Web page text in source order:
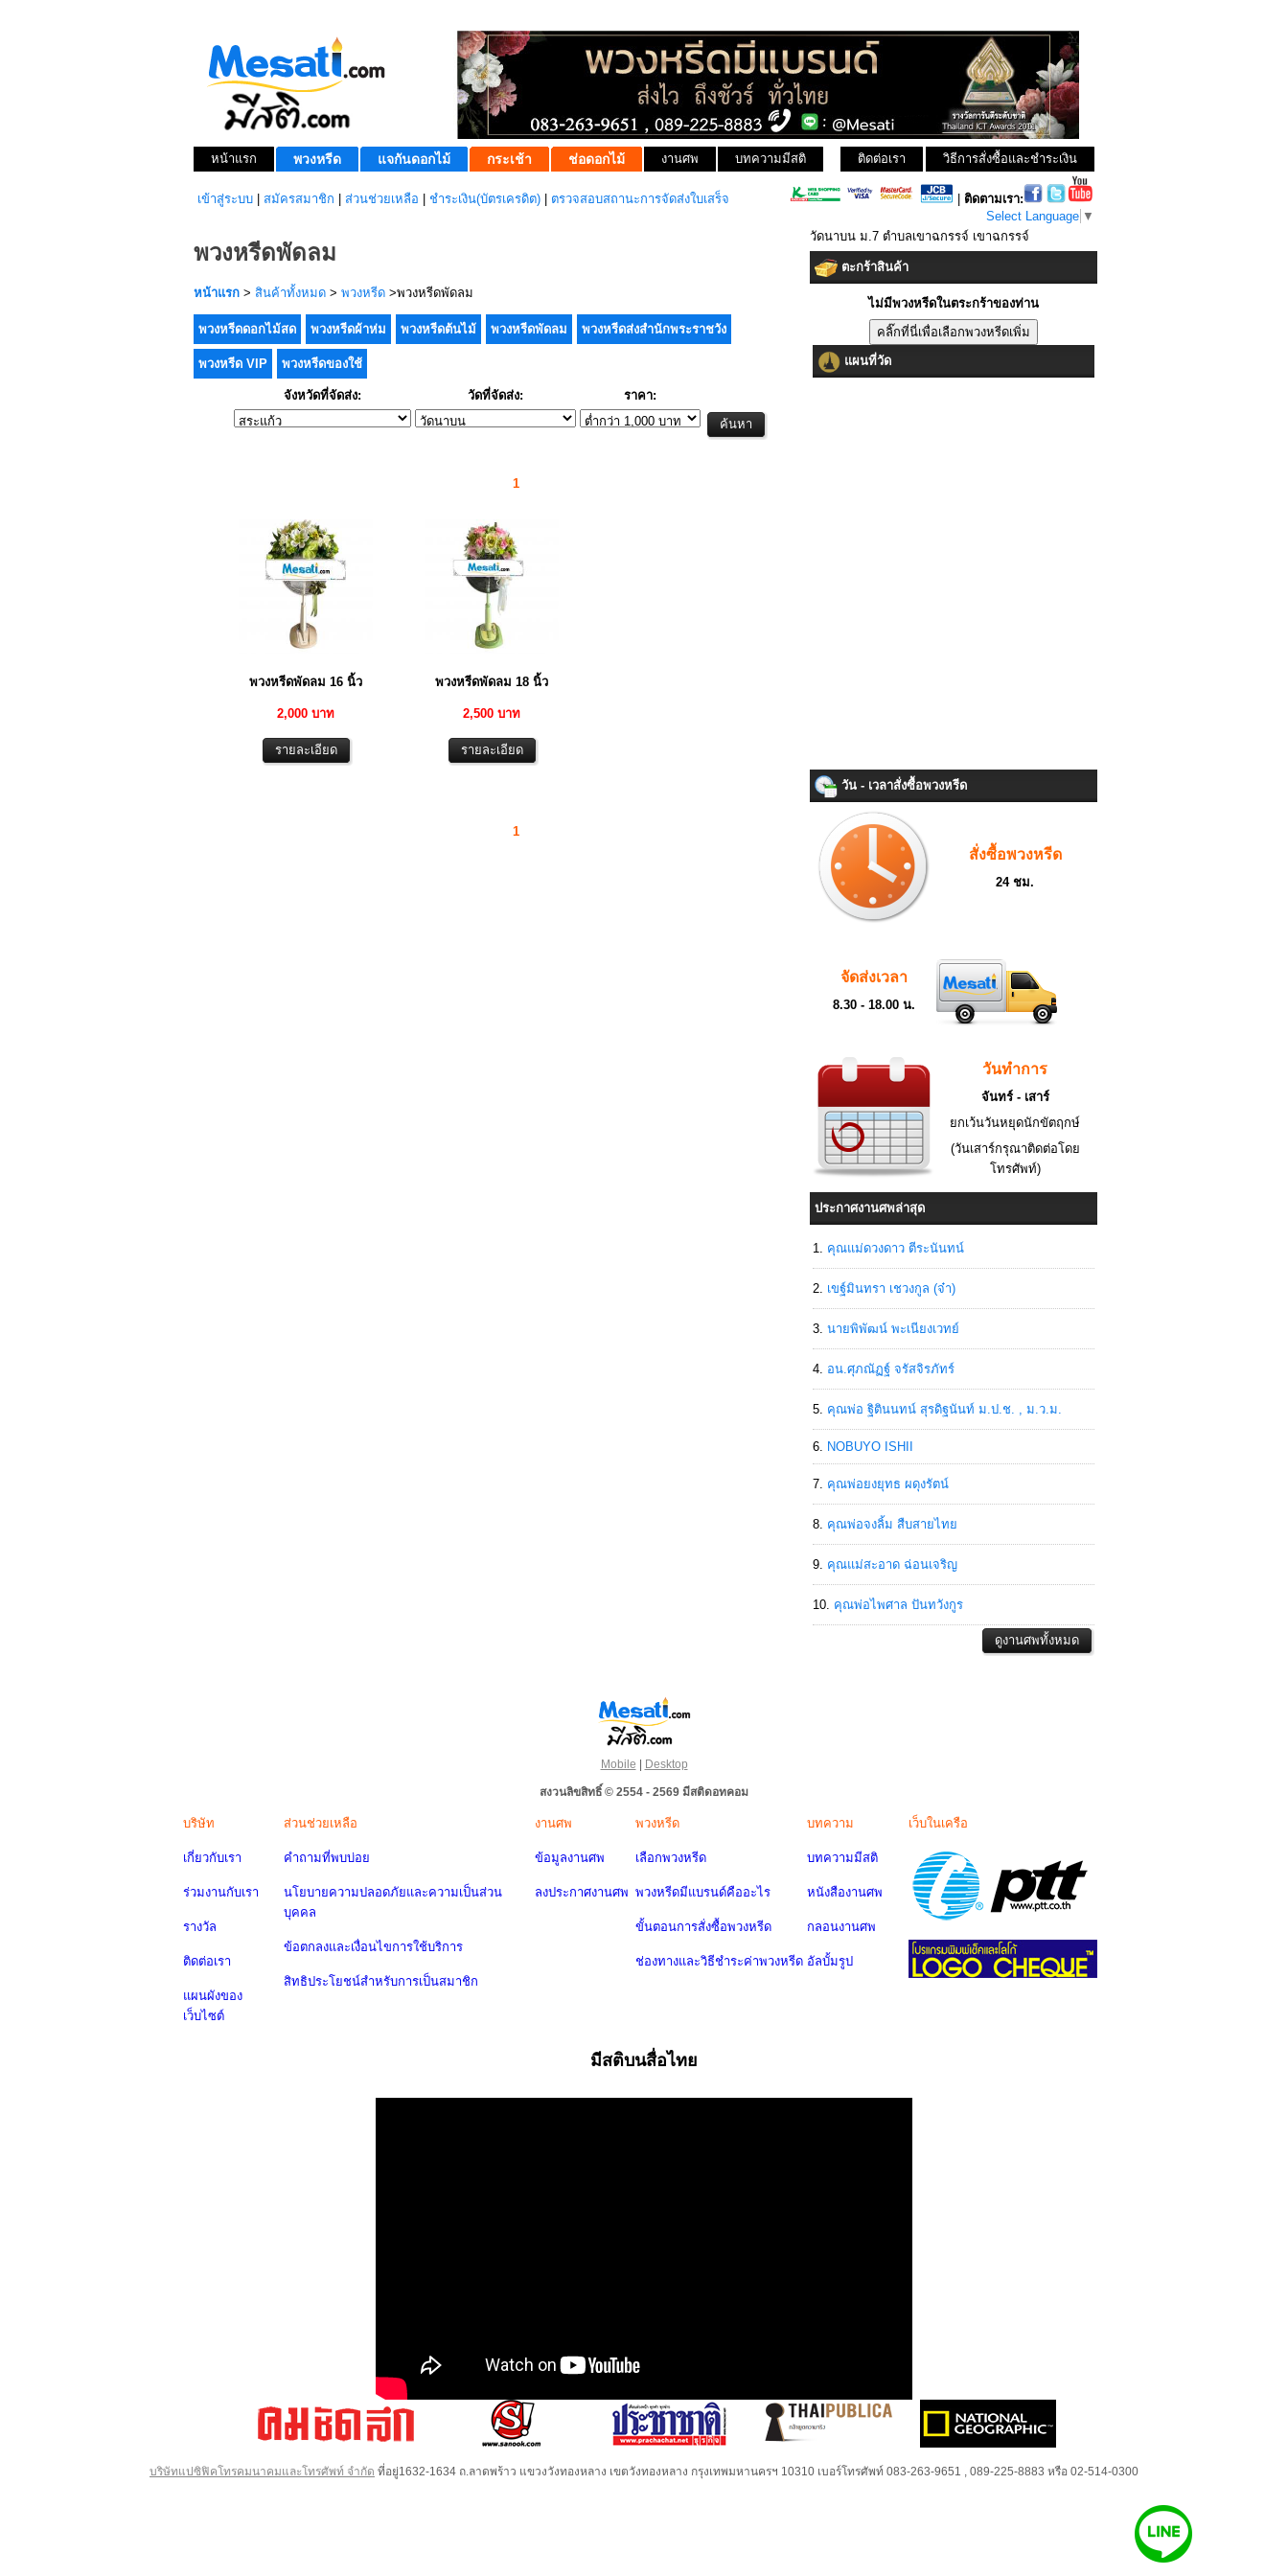
หน้าแรก พวงหรีด แจกันดอกไม้ กระเช้า ช่อดอกไม้ งานศพ บทความมีสติ วิธีการสั่งซื้อและชำระเงิน
ติดต่อเรา
เข้าสู่ระบบ สมัครสมาชิก ส่วนช่วยเหลือ ชำระเงิน(บัตรเครดิต) ตรวจสอบสถานะการจัดส่งใบเสร็จ
ติดตามเรา:
Select Language ▼
พวงหรีดพัดลม
หน้าแรก > สินค้าทั้งหมด > พวงหรีด >พวงหรีดพัดลม
พวงหรีดดอกไม้สด พวงหรีดผ้าห่ม พวงหรีดต้นไม้ พวงหรีดพัดลม พวงหรีดส่งสำนักพระราชวัง
พวงหรีด VIP พวงหรีดของใช้
จังหวัดที่จัดส่ง: วัดที่จัดส่ง: ราคา:
1
พวงหรีดพัดลม 16 นิ้ว
2,000 บาท
พวงหรีดพัดลม 18 นิ้ว
2,500 บาท
1
วัดนาบน ม.7 ตำบลเขาฉกรรจ์ เขาฉกรรจ์
ตะกร้าสินค้า
ไม่มีพวงหรีดในตระกร้าของท่าน
แผนที่วัด
วัน - เวลาสั่งซื้อพวงหรีด
สั่งซื้อพวงหรีด
24 ชม.
จัดส่งเวลา
8.30 - 18.00 น.
วันทำการ
จันทร์ - เสาร์
ยกเว้นวันหยุดนักขัตฤกษ์
(วันเสาร์กรุณาติดต่อโดย
โทรศัพท์)
ประกาศงานศพล่าสุด
คุณแม่ดวงดาว ตีระนันทน์
เขฐ์มินทรา เชวงกูล (จ๋า)
นายพิพัฒน์ พะเนียงเวทย์
อน.ศุภณัฏฐ์ จรัสจิรภัทร์
คุณพ่อ ฐิตินนทน์ สุรดิฐนันท์ ม.ป.ช. , ม.ว.ม.
NOBUYO ISHII
คุณพ่อยงยุทธ ผดุงรัตน์
คุณพ่อจงลิ้ม สืบสายไทย
คุณแม่สะอาด ฉ่อนเจริญ
คุณพ่อไพศาล ปันทวังกูร
Mobile | Desktop
สงวนลิขสิทธิ์ © 2554 - 2569 มีสติดอทคอม
บริษัท
เกี่ยวกับเรา
ร่วมงานกับเรา
รางวัล
ติดต่อเรา
แผนผังของ
เว็บไซต์
ส่วนช่วยเหลือ
คำถามที่พบบ่อย
นโยบายความปลอดภัยและความเป็นส่วน
บุคคล
ข้อตกลงและเงื่อนไขการใช้บริการ
สิทธิประโยชน์สำหรับการเป็นสมาชิก
งานศพ
ข้อมูลงานศพ
ลงประกาศงานศพ
พวงหรีด
เลือกพวงหรีด
พวงหรีดมีแบรนด์คืออะไร
ขั้นตอนการสั่งซื้อพวงหรีด
ช่องทางและวิธีชำระค่าพวงหรีด
บทความ
บทความมีสติ
หนังสืองานศพ
กลอนงานศพ
อัลบั้มรูป
เว็บในเครือ
มีสติบนสื่อไทย
บริษัทแปซิฟิคโทรคมนาคมและโทรศัพท์ จำกัด ที่อยู่1632-1634 ถ.ลาดพร้าว แขวงวังทองหลาง เขตวังทองหลาง กรุงเทพมหานครฯ 10310 เบอร์โทรศัพท์ 083-263-9651 , 089-225-8883 หรือ 02-514-0300